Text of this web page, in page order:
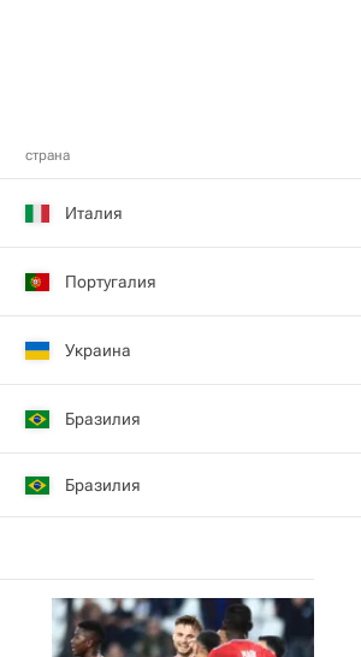
страна
Италия
Португалия
Украина
Бразилия
Бразилия